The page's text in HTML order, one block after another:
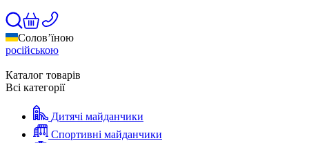
Солов’їною
російською
Каталог товарів
Всі категорії
Дитячі майданчики
Спортивні майданчики